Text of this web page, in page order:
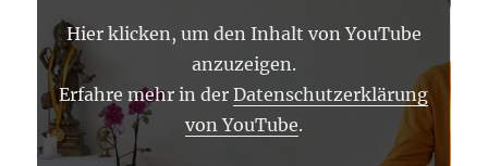
GRÜNDLICH,
LANGSAM
UND
SEHR
BEWUSST“
VON
YOUTUBE
Hier klicken, um den Inhalt von YouTube
anzuzeigen.
Erfahre mehr in derDatenschutzerklärung
von YouTube.